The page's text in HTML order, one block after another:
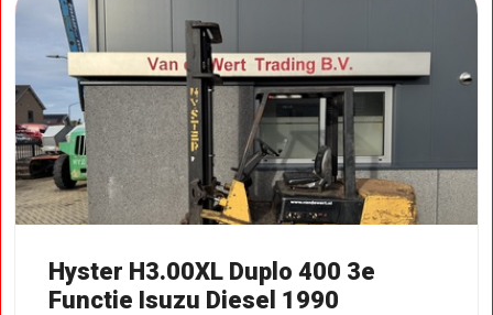
Hyster H3.00XL Duplo 400 3e
Functie Isuzu Diesel 1990